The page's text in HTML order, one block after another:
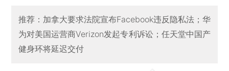
推荐：加拿大要求法院宣布Facebook违反隐私法；华
为对美国运营商Verizon发起专利诉讼；任天堂中国产
健身环将延迟交付